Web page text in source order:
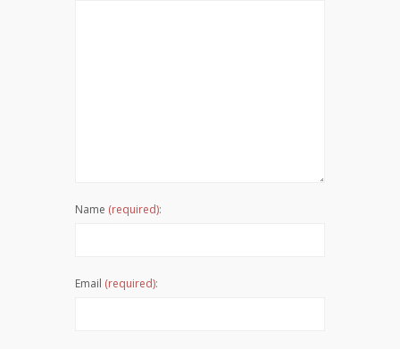
Name (required):
Email (required):